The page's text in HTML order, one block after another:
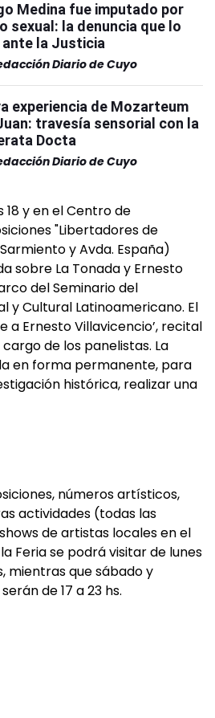
Medina fue imputado por
sexual: la denuncia que lo
ante la Justicia
Diario de Cuyo
experiencia de Mozarteum
travesía sensorial con la
Docta
Diario de Cuyo
18 y en el Centro de
"Libertadores de
y Avda. España)
sobre La Tonada y Ernesto
del Seminario del
y Cultural Latinoamericano. El
a Ernesto Villavicencio’, recital
de los panelistas. La
en forma permanente, para
histórica, realizar una
números artísticos,
actividades (todas las
de artistas locales en el
Feria se podrá visitar de lunes
mientras que sábado y
de 17 a 23 hs.